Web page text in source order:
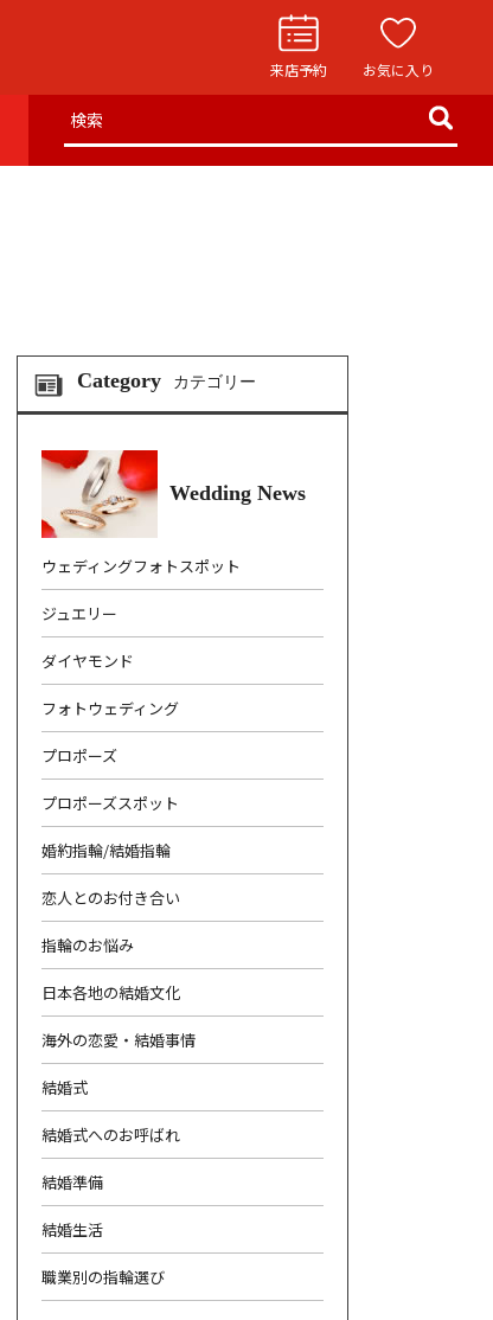
来店予約 お気に入り
お役立ち記事
フェア・ニュース
ブログ・お客様の声
カタログ請求
プライバシーポリシー
検索
Category カテゴリー
Wedding News
ウェディングフォトスポット
ジュエリー
ダイヤモンド
フォトウェディング
プロポーズ
プロポーズスポット
婚約指輪/結婚指輪
恋人とのお付き合い
指輪のお悩み
日本各地の結婚文化
海外の恋愛・結婚事情
結婚式
結婚式へのお呼ばれ
結婚準備
結婚生活
職業別の指輪選び